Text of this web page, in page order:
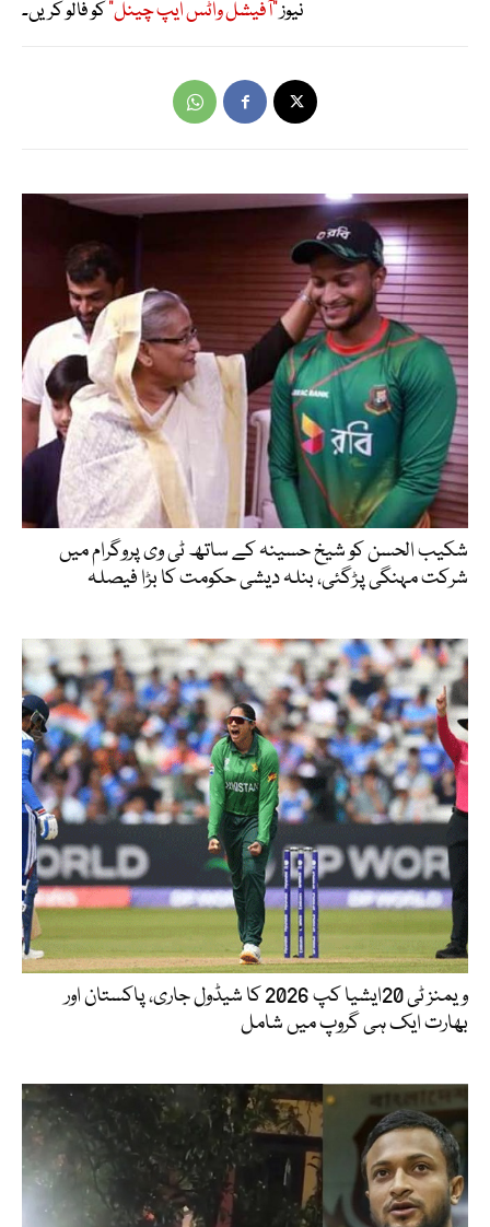
نیوز"آفیشل واٹس ایپ چینل"کو فالو کریں۔
شکیب الحسن کو شیخ حسینہ کے ساتھ ٹی وی پروگرام میں
شرکت مہنگی پڑگئی، بنلہ دیشی حکومت کا بڑا فیصلہ
ویمنز ٹی 20ایشیا کپ 2026 کا شیڈول جاری، پاکستان اور
بھارت ایک ہی گروپ میں شامل